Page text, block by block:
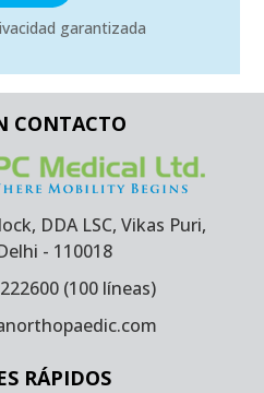
garantizada
CONTACTO
DDA LSC, Vikas Puri,
- 110018
(100 líneas)
RÁPIDOS